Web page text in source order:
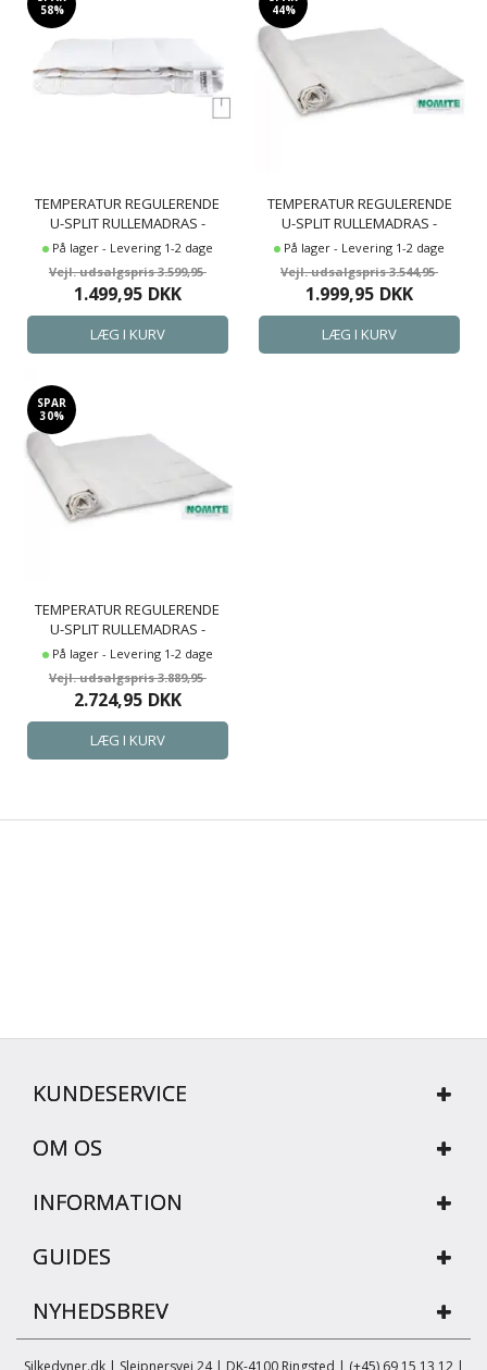
58%
TEMPERATUR REGULERENDE
U-SPLIT RULLEMADRAS -
180X200 CM - DOWNTOPPER
TEMPRAKON FUSION
På lager - Levering 1-2 dage
3.599,95
1.499,95 DKK
44%
TEMPERATUR REGULERENDE
U-SPLIT RULLEMADRAS -
180X200 CM - DOWNTOPPER
TEMPRAKON ZONE
På lager - Levering 1-2 dage
3.544,95
1.999,95 DKK
SPAR
30%
TEMPERATUR REGULERENDE
U-SPLIT RULLEMADRAS -
180X210 CM - DOWNTOPPER
På lager - Levering 1-2 dage
3.889,95
2.724,95 DKK
KUNDESERVICE
OM OS
INFORMATION
GUIDES
NYHEDSBREV
Silkedyner.dk | Sleipnersvej 24 | DK-4100 Ringsted | (+45) 69 15 13 12 |